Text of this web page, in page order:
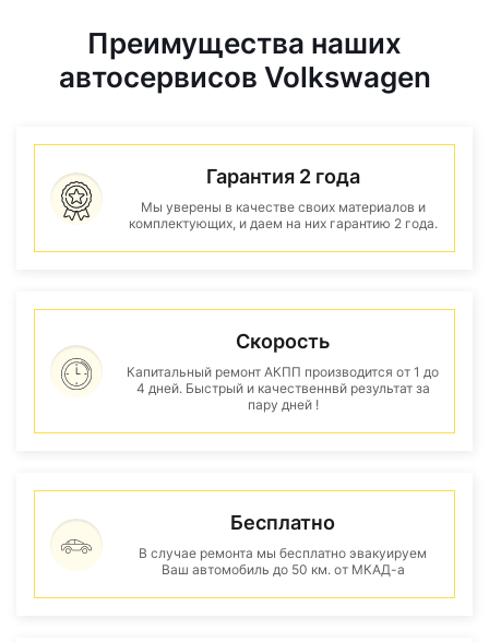
Преимущества наших
автосервисов Volkswagen
Гарантия 2 года
Мы уверены в качестве своих материалов и
комплектующих, и даем на них гарантию 2 года.
Скорость
Капитальный ремонт АКПП производится от 1 до
4 дней. Быстрый и качественнвй результат за
пару дней !
Бесплатно
В случае ремонта мы бесплатно эвакуируем
Ваш автомобиль до 50 км. от МКАД-а